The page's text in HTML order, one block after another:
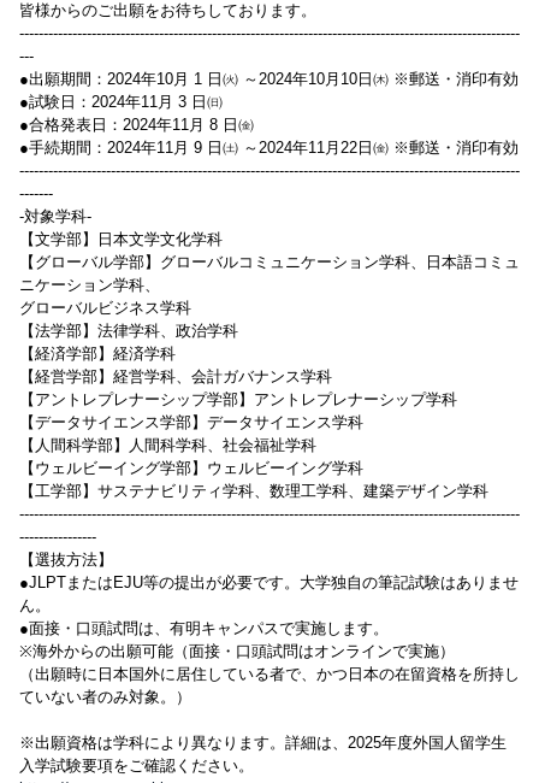
皆様からのご出願をお待ちしております。
--------------------------------------------------------------------------------------------------------
---
●出願期間：2024年10月 1 日㈫ ～2024年10月10日㈭ ※郵送・消印有効
●試験日：2024年11月 3 日㈰
●合格発表日：2024年11月 8 日㈮
●手続期間：2024年11月 9 日㈯ ～2024年11月22日㈮ ※郵送・消印有効
--------------------------------------------------------------------------------------------------------
-------
-対象学科-
【文学部】日本文学文化学科
【グローバル学部】グローバルコミュニケーション学科、日本語コミュ
ニケーション学科、
グローバルビジネス学科
【法学部】法律学科、政治学科
【経済学部】経済学科
【経営学部】経営学科、会計ガバナンス学科
【アントレプレナーシップ学部】アントレプレナーシップ学科
【データサイエンス学部】データサイエンス学科
【人間科学部】人間科学科、社会福祉学科
【ウェルビーイング学部】ウェルビーイング学科
【工学部】サステナビリティ学科、数理工学科、建築デザイン学科
--------------------------------------------------------------------------------------------------------
----------------
【選抜方法】
●JLPTまたはEJU等の提出が必要です。大学独自の筆記試験はありませ
ん。
●面接・口頭試問は、有明キャンパスで実施します。
※海外からの出願可能（面接・口頭試問はオンラインで実施）
（出願時に日本国外に居住している者で、かつ日本の在留資格を所持し
ていない者のみ対象。）
※出願資格は学科により異なります。詳細は、2025年度外国人留学生
入学試験要項をご確認ください。